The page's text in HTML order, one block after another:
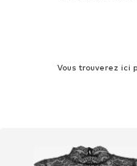
Vous trouverez ici